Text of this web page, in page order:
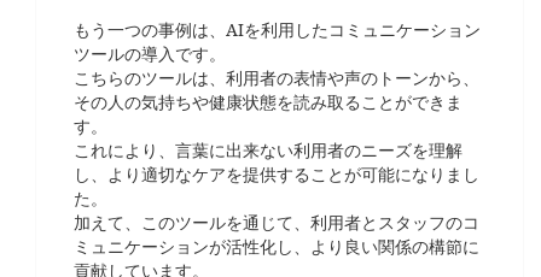
もう一つの事例は、AIを利用したコミュニケーション
ツールの導入です。
こちらのツールは、利用者の表情や声のトーンから、
その人の気持ちや健康状態を読み取ることができま
す。
これにより、言葉に出来ない利用者のニーズを理解
し、より適切なケアを提供することが可能になりまし
た。
加えて、このツールを通じて、利用者とスタッフのコ
ミュニケーションが活性化し、より良い関係の構節に
貢献しています。